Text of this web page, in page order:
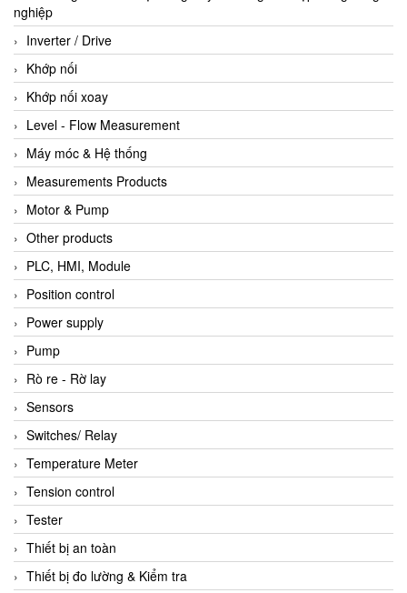
nghiệp
Inverter / Drive
Khớp nối
Khớp nối xoay
Level - Flow Measurement
Máy móc & Hệ thống
Measurements Products
Motor & Pump
Other products
PLC, HMI, Module
Position control
Power supply
Pump
Rò re - Rờ lay
Sensors
Switches/ Relay
Temperature Meter
Tension control
Tester
Thiết bị an toàn
Thiết bị đo lường & Kiểm tra